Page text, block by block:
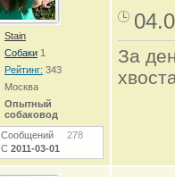
Stain
Собаки 1
Рейтинг: 343
Москва
Опытный
собаковод
Сообщений 278
С 2011-03-01
За